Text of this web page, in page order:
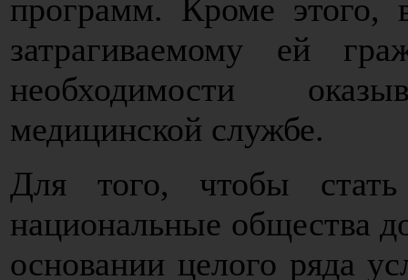
программ. Кроме
затрагиваемому ей
необходимости
медицинской службе.
Для того, чтобы
национальные общества
основании целого ряда